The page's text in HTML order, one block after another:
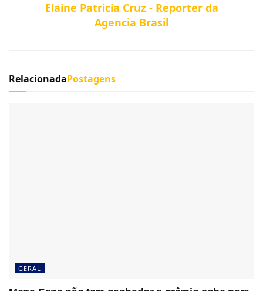
Elaine Patricia Cruz - Reporter da
Agencia Brasil
RelacionadaPostagens
GERAL